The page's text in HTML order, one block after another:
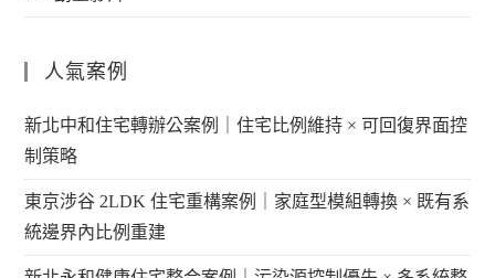
人氣案例
新北中和住宅轉辦公案例｜住宅比例維持 × 可回復界面控
制策略
東京涉谷 2LDK 住宅重構案例｜家庭型模組轉換 × 既有系
統邊界內比例重建